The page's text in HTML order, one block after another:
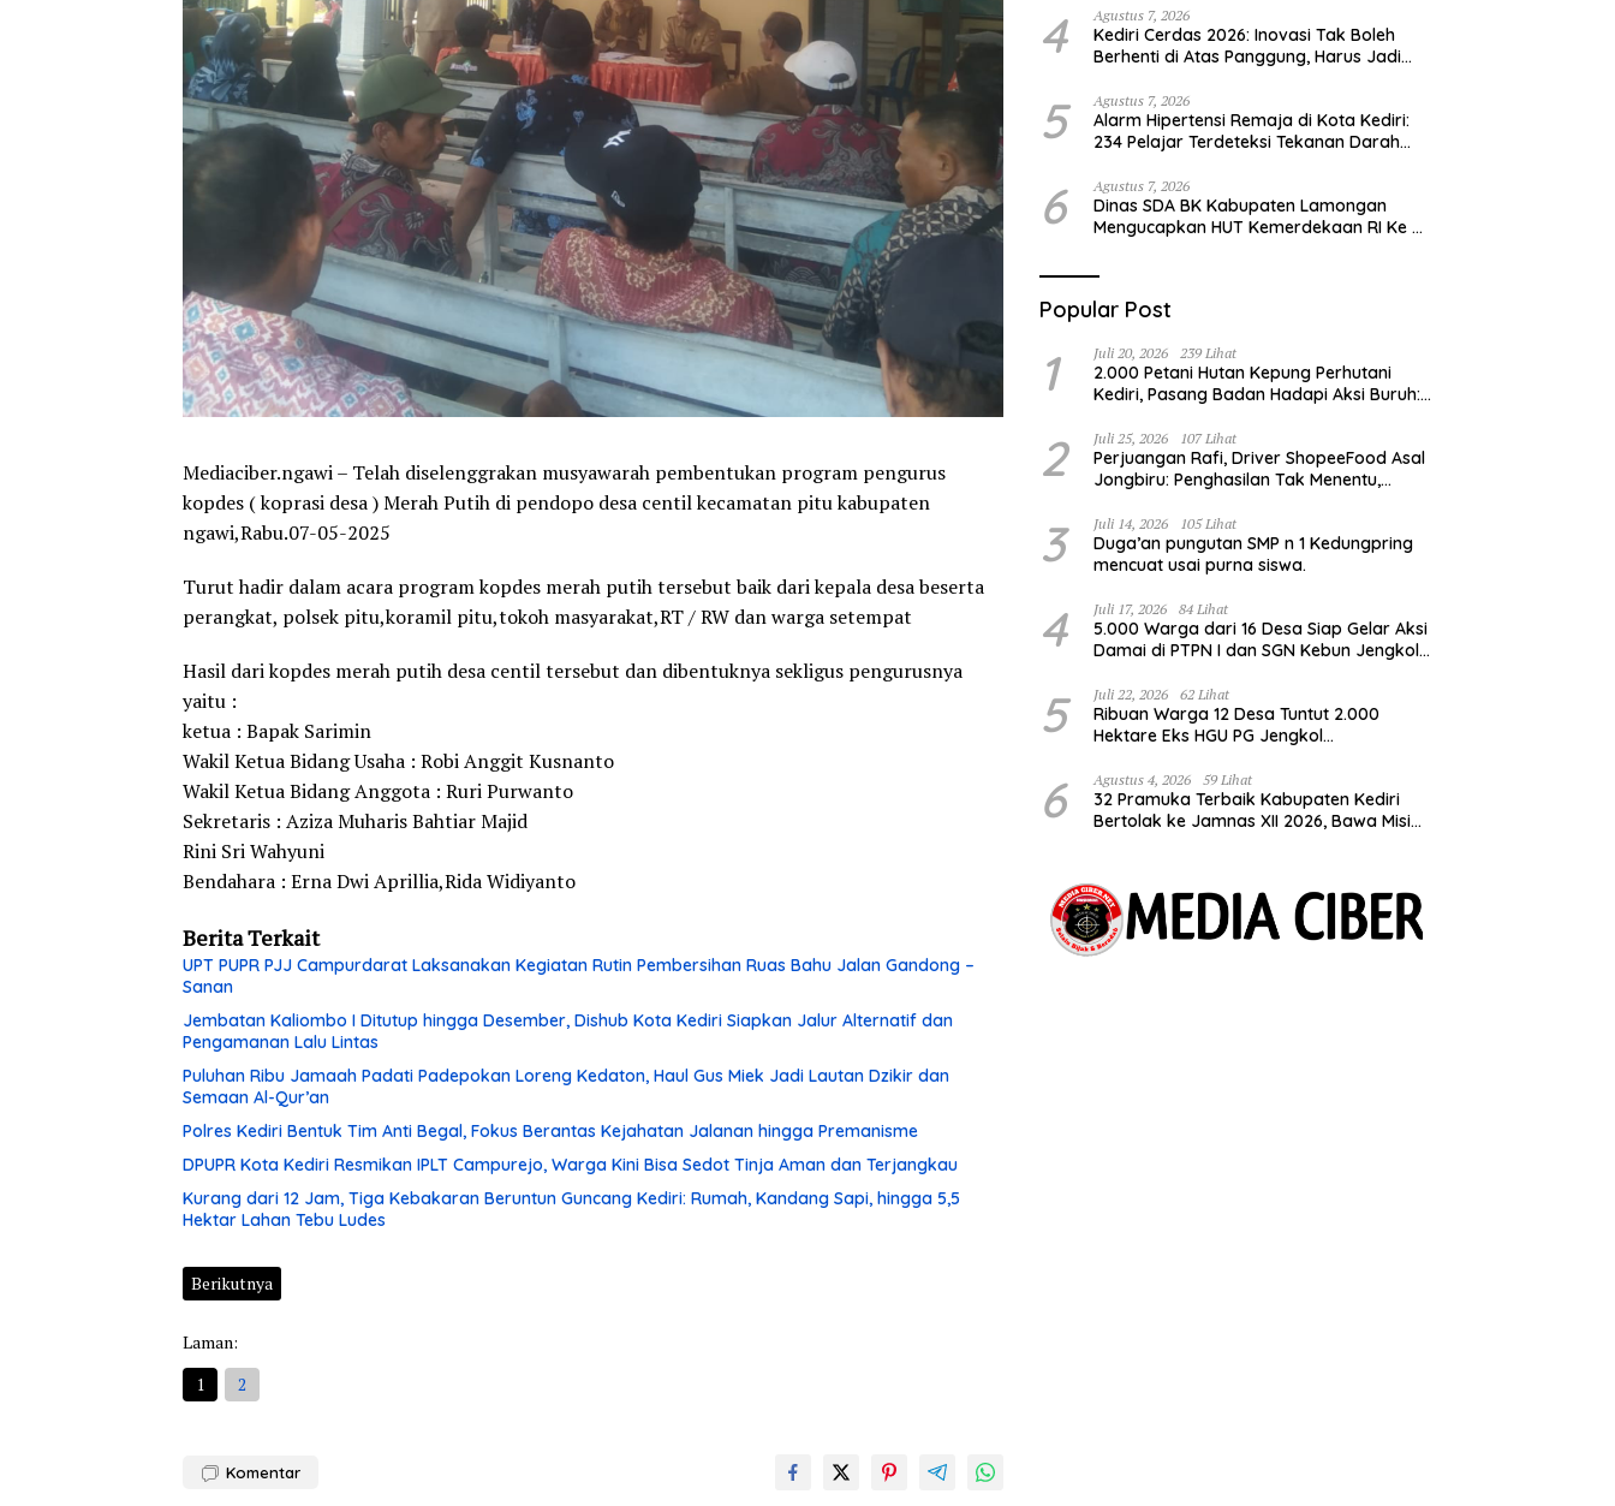
Mediaciber.ngawi – Telah diselenggrakan musyawarah pembentukan program pengurus
kopdes ( koprasi desa ) Merah Putih di pendopo desa centil kecamatan pitu kabupaten
ngawi,Rabu.07-05-2025
Turut hadir dalam acara program kopdes merah putih tersebut baik dari kepala desa beserta
perangkat, polsek pitu,koramil pitu,tokoh masyarakat,RT / RW dan warga setempat
Hasil dari kopdes merah putih desa centil tersebut dan dibentuknya sekligus pengurusnya
yaitu :
ketua : Bapak Sarimin
Wakil Ketua Bidang Usaha : Robi Anggit Kusnanto
Wakil Ketua Bidang Anggota : Ruri Purwanto
Sekretaris : Aziza Muharis Bahtiar Majid
Rini Sri Wahyuni
Bendahara : Erna Dwi Aprillia,Rida Widiyanto
Berita Terkait
UPT PUPR PJJ Campurdarat Laksanakan Kegiatan Rutin Pembersihan Ruas Bahu Jalan Gandong –
Sanan
Jembatan Kaliombo I Ditutup hingga Desember, Dishub Kota Kediri Siapkan Jalur Alternatif dan
Pengamanan Lalu Lintas
Puluhan Ribu Jamaah Padati Padepokan Loreng Kedaton, Haul Gus Miek Jadi Lautan Dzikir dan
Semaan Al-Qur’an
Polres Kediri Bentuk Tim Anti Begal, Fokus Berantas Kejahatan Jalanan hingga Premanisme
DPUPR Kota Kediri Resmikan IPLT Campurejo, Warga Kini Bisa Sedot Tinja Aman dan Terjangkau
Kurang dari 12 Jam, Tiga Kebakaran Beruntun Guncang Kediri: Rumah, Kandang Sapi, hingga 5,5
Hektar Lahan Tebu Ludes
Berikutnya
Laman:
1
2
Komentar
80%
4 Agustus 7, 2026
Kediri Cerdas 2026: Inovasi Tak Boleh
Berhenti di Atas Panggung, Harus Jadi
5 Agustus 7, 2026
Alarm Hipertensi Remaja di Kota Kediri:
234 Pelajar Terdeteksi Tekanan Darah
6 Agustus 7, 2026
Dinas SDA BK Kabupaten Lamongan
Mengucapkan HUT Kemerdekaan RI Ke –
Popular Post
1 Juli 20, 2026 239 Lihat
2.000 Petani Hutan Kepung Perhutani
Kediri, Pasang Badan Hadapi Aksi Buruh:
Hutan”
2 Juli 25, 2026 107 Lihat
Perjuangan Rafi, Driver ShopeeFood Asal
Jongbiru: Penghasilan Tak Menentu,
3 Juli 14, 2026 105 Lihat
Duga’an pungutan SMP n 1 Kedungpring
mencuat usai purna siswa.
4 Juli 17, 2026 84 Lihat
5.000 Warga dari 16 Desa Siap Gelar Aksi
Damai di PTPN I dan SGN Kebun Jengkol,
5 Juli 22, 2026 62 Lihat
Ribuan Warga 12 Desa Tuntut 2.000
Hektare Eks HGU PG Jengkol
6 Agustus 4, 2026 59 Lihat
32 Pramuka Terbaik Kabupaten Kediri
Bertolak ke Jamnas XII 2026, Bawa Misi